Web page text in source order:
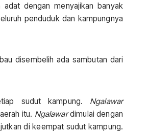
dengan menyajikan banyak
penduduk dan kampungnya
disembelih ada sambutan dari
sudut kampung. Ngalawar
itu. Ngalawardimulai dengan
di keempat sudut kampung.